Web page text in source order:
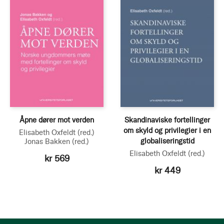
Åpne dører mot verden
Elisabeth Oxfeldt (red.)
Jonas Bakken (red.)
kr 569
Skandinaviske fortellinger
om skyld og privilegier i en
globaliseringstid
Elisabeth Oxfeldt (red.)
kr 449